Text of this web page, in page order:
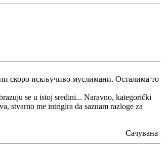
скоро искључиво муслимани. Осталима то
se u istoj sredini... Naravno, kategorički
stvarno me intrigira da saznam razloge za
Сачувана